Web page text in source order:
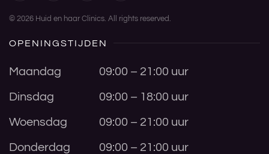
© 2026 Huid en haar Clinics. All rights reserved.
OPENINGSTIJDEN
Maandag 09:00 – 21:00 uur
Dinsdag 09:00 – 18:00 uur
Woensdag 09:00 – 21:00 uur
Donderdag 09:00 – 21:00 uur